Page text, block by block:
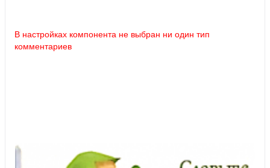
В настройках компонента не выбран ни один тип
комментариев